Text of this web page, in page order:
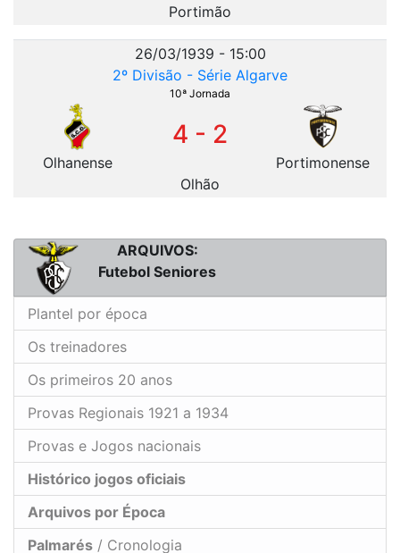
Portimão
26/03/1939 - 15:00
2º Divisão - Série Algarve
10ª Jornada
Olhanense
4 - 2
Portimonense
Olhão
ARQUIVOS:
Futebol Seniores
Plantel por época
Os treinadores
Os primeiros 20 anos
Provas Regionais 1921 a 1934
Provas e Jogos nacionais
Histórico jogos oficiais
Arquivos por Época
Palmarés / Cronologia